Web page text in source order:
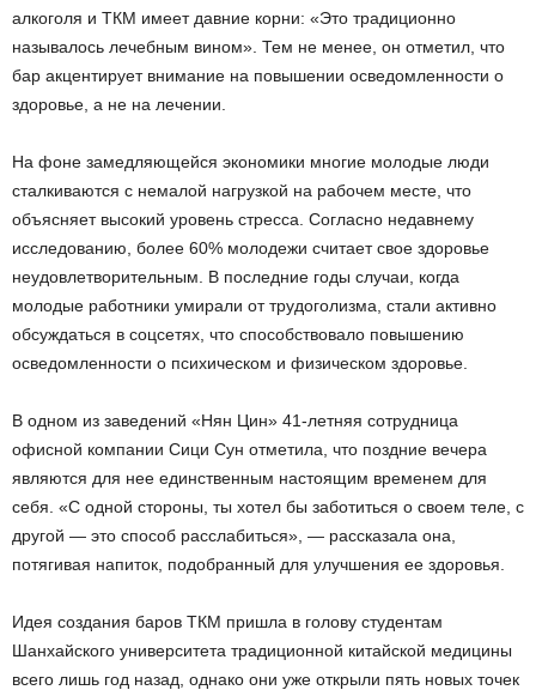
алкоголя и ТКМ имеет давние корни: «Это традиционно
называлось лечебным вином». Тем не менее, он отметил, что
бар акцентирует внимание на повышении осведомленности о
здоровье, а не на лечении.
На фоне замедляющейся экономики многие молодые люди
сталкиваются с немалой нагрузкой на рабочем месте, что
объясняет высокий уровень стресса. Согласно недавнему
исследованию, более 60% молодежи считает свое здоровье
неудовлетворительным. В последние годы случаи, когда
молодые работники умирали от трудоголизма, стали активно
обсуждаться в соцсетях, что способствовало повышению
осведомленности о психическом и физическом здоровье.
В одном из заведений «Нян Цин» 41-летняя сотрудница
офисной компании Сици Сун отметила, что поздние вечера
являются для нее единственным настоящим временем для
себя. «С одной стороны, ты хотел бы заботиться о своем теле, с
другой — это способ расслабиться», — рассказала она,
потягивая напиток, подобранный для улучшения ее здоровья.
Идея создания баров ТКМ пришла в голову студентам
Шанхайского университета традиционной китайской медицины
всего лишь год назад, однако они уже открыли пять новых точек